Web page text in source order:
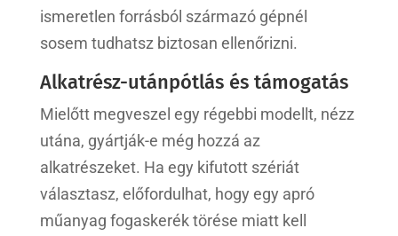
ismeretlen forrásból származó gépnél
sosem tudhatsz biztosan ellenőrizni.
Alkatrész-utánpótlás és támogatás
Mielőtt megveszel egy régebbi modellt, nézz
utána, gyártják-e még hozzá az
alkatrészeket. Ha egy kifutott szériát
választasz, előfordulhat, hogy egy apró
műanyag fogaskerék törése miatt kell